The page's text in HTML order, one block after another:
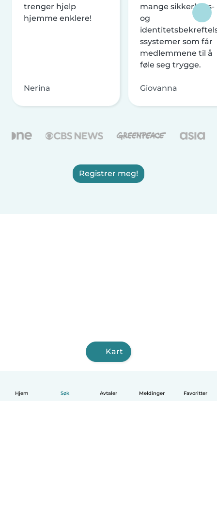
Hjem Søk Avtaler Meldinger Favoritter
trenger hjelp
hjemme enklere!
Nerina
mange sikkerhets-
og
ssystemer som får
medlemmene til å
føle seg trygge.
Giovanna
Registrer meg!
Kart